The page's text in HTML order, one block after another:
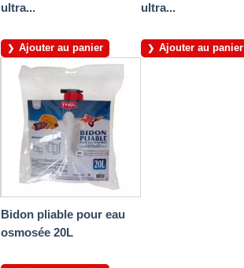
ultra...
Ajouter au panier
ultra...
Ajouter au panier
Bidon pliable pour eau
osmosée 20L